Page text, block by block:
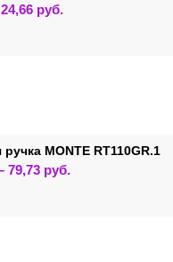
24,66 руб.
MONTE RT110GR.1
79,73 руб.